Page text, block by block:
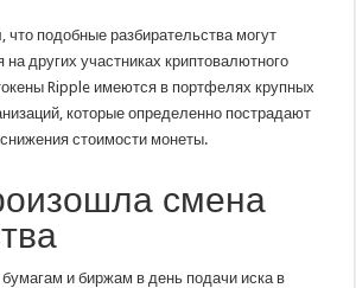
что подобные разбирательства могут
на других участниках криптовалютного
Ripple имеются в портфелях крупных
которые определенно пострадают
стоимости монеты.
смена
и биржам в день подачи иска в